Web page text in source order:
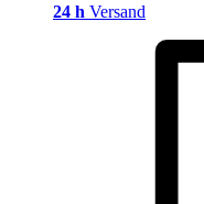
24 h Versand